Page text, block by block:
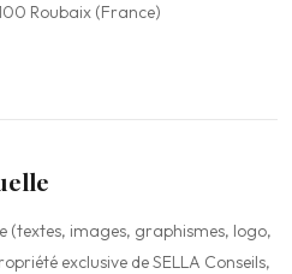
Roubaix (France)
(textes, images, graphismes, logo,
exclusive de SELLA Conseils,